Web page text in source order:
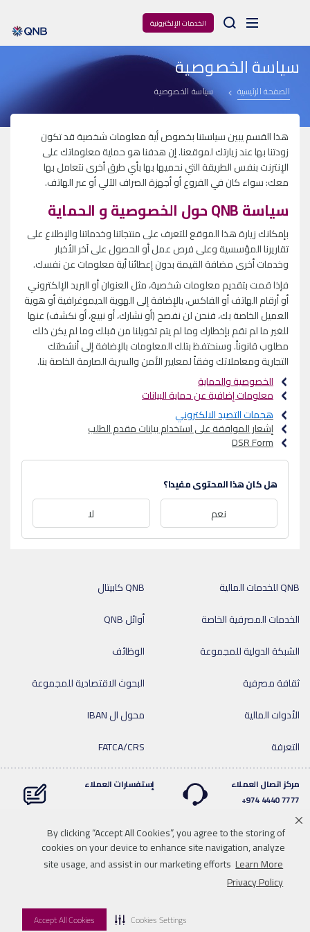
By clicking “Accept All Cookies”, you agree to the storing of
cookies on your device to enhance site navigation, analyze
site usage, and assist in our marketing efforts Learn More
Privacy Policy
Accept All Cookies Cookies Settings
الخدمات الإلكترونية Arama
سياسة الخصوصية
الصفحة الرئيسية سياسة الخصوصية
هذا القسم يبين سياستنا بخصوص أية معلومات شخصية قد تكون
زودتنا بها عند زيارتك لموقعنا. إن هدفنا هو حماية معلوماتك على
الإنترنت بنفس الطريقة التي نحميها بها بأي طرق أخرى نتعامل بها
معك: سواء كان في الفروع أو أجهزة الصراف الآلي أو عبر الهاتف.
سياسة QNB حول الخصوصية و الحماية
بإمكانك زيارة هذا الموقع للتعرف على منتجاتنا وخدماتنا والإطلاع على
تقاريرنا المؤسسية وعلى فرص عمل أو الحصول على آخر الأخبار
وخدمات أخرى مضافة القيمة بدون إعطائنا أية معلومات عن نفسك.
فإذا قمت بتقديم معلومات شخصية، مثل العنوان أو البريد الإلكتروني
أو أرقام الهاتف أو الفاكس، بالإضافة إلى الهوية الديموغرافية أو هوية
العميل الخاصة بك، فنحن لن نفصح (أو نشارك، أو نبيع، أو نكشف) عنها
للغير ما لم نقم بإخطارك وما لم يتم تخويلنا من قبلك وما لم يكن ذلك
مطلوب قانوناً. وسنحتفظ بتلك المعلومات بالإضافة إلى أنشطتك
التجارية ومعاملاتك وفقاً لمعايير الأمن والسرية الصارمة الخاصة بنا.
الخصوصية والحماية
معلومات إضافية عن حماية البيانات
هجمات التصيد الالكتروني
إشعار الموافقة على استخدام بيانات مقدم الطلب
DSR Form
هل كان هذا المحتوى مفيدا؟
نعم لا
QNB كابيتال
QNB للخدمات المالية
أوائل QNB
الخدمات المصرفية الخاصة
الوظائف
الشبكة الدولية للمجموعة
البحوث الاقتصادية للمجموعة
ثقافة مصرفية
محول ال IBAN
الأدوات المالية
FATCA/CRS
التعرفة
مركز اتصال العملاء
7777 4440 974+
إستفسارات العملاء
LinkedinInstagramfacebookWhatsapp
twitteryoutube
للاتصال بنا تحميل الوسائط خريطة الموقع سياسة الخصوصية